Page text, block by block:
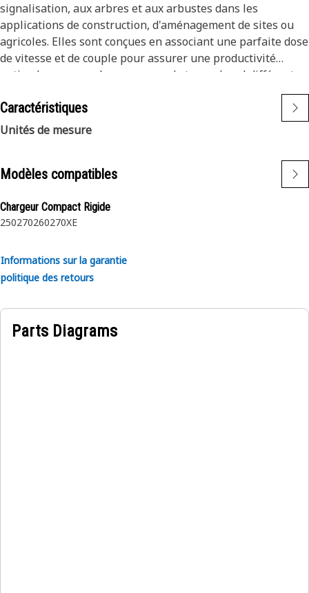
signalisation, aux arbres et aux arbustes dans les
applications de construction, d'aménagement de sites ou
agricoles. Elles sont conçues en associant une parfaite dose
de vitesse et de couple pour assurer une productivité
optimale pour une large gamme de types de sol différents.
Caractéristiques
Unités de mesure
Modèles compatibles
Chargeur Compact Rigide
250270260270XE
Informations sur la garantie
politique des retours
Parts Diagrams